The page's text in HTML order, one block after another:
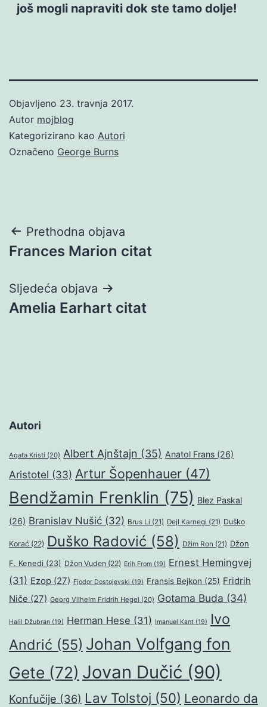
još mogli napraviti dok ste tamo dolje!
Objavljeno 23. travnja 2017.
Autor mojblog
Kategorizirano kao Autori
Označeno George Burns
Navigacija
objava
Prethodna objava
Frances Marion citat
Sljedeća objava
Amelia Earhart citat
Autori
Agata Kristi (20) Albert Ajnštajn (35) Anatol Frans (26)
Aristotel (33) Artur Šopenhauer (47)
Bendžamin Frenklin (75) Blez Paskal
(26) Branislav Nušić (32) Brus Li (21) Dejl Karnegi (21) Duško
Korać (22) Duško Radović (58) Džim Ron (21) Džon
F. Kenedi (23) Džon Vuden (22) Erih From (19) Ernest Hemingvej
(31) Ezop (27) Fjodor Dostojevski (19) Fransis Bejkon (25) Fridrih
Niče (27) Georg Vilhelm Fridrih Hegel (20) Gotama Buda (34)
Halil Džubran (19) Herman Hese (31) Imanuel Kant (19)
Ivo
Andrić (55) Johan Volfgang fon
Gete (72) Jovan Dučić (90)
Konfučije (36) Lav Tolstoj (50) Leonardo da